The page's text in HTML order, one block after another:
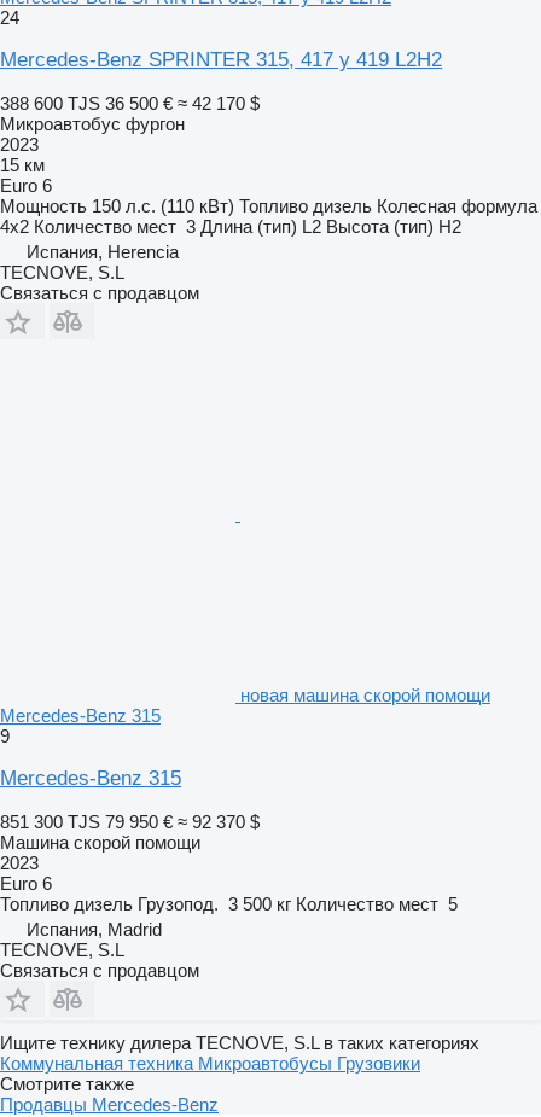
24
Mercedes-Benz SPRINTER 315, 417 y 419 L2H2
388 600 TJS 36 500 € ≈ 42 170 $
Микроавтобус фургон
2023
15 км
Euro 6
Мощность 150 л.с. (110 кВт) Топливо дизель Колесная формула
4x2 Количество мест 3 Длина (тип) L2 Высота (тип) H2
Испания, Herencia
TECNOVE, S.L
Связаться с продавцом
новая машина скорой помощи
Mercedes-Benz 315
9
Mercedes-Benz 315
851 300 TJS 79 950 € ≈ 92 370 $
Машина скорой помощи
2023
Euro 6
Топливо дизель Грузопод. 3 500 кг Количество мест 5
Испания, Madrid
TECNOVE, S.L
Связаться с продавцом
Ищите технику дилера TECNOVE, S.L в таких категориях
Коммунальная техника Микроавтобусы Грузовики
Смотрите также
Продавцы Mercedes-Benz